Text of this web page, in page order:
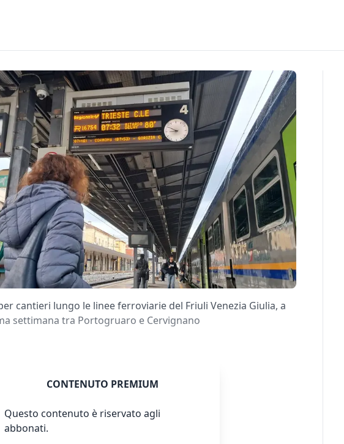
cantieri lungo le linee ferroviarie del Friuli Venezia Giulia, a
settimana tra Portogruaro e Cervignano
CONTENUTO PREMIUM
Questo contenuto è riservato agli
abbonati.